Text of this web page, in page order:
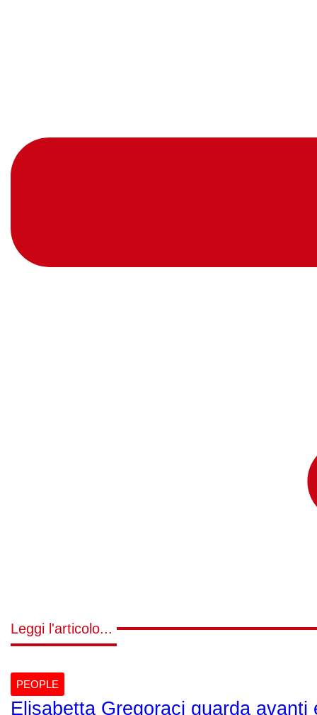
Leggi l'articolo...
PEOPLE
Elisabetta Gregoraci guarda avanti